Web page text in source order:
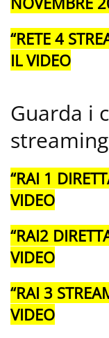
“RETE 4
IL VIDEO
Guarda i
streaming
“RAI 1
VIDEO
“RAI2
VIDEO
“RAI 3
VIDEO